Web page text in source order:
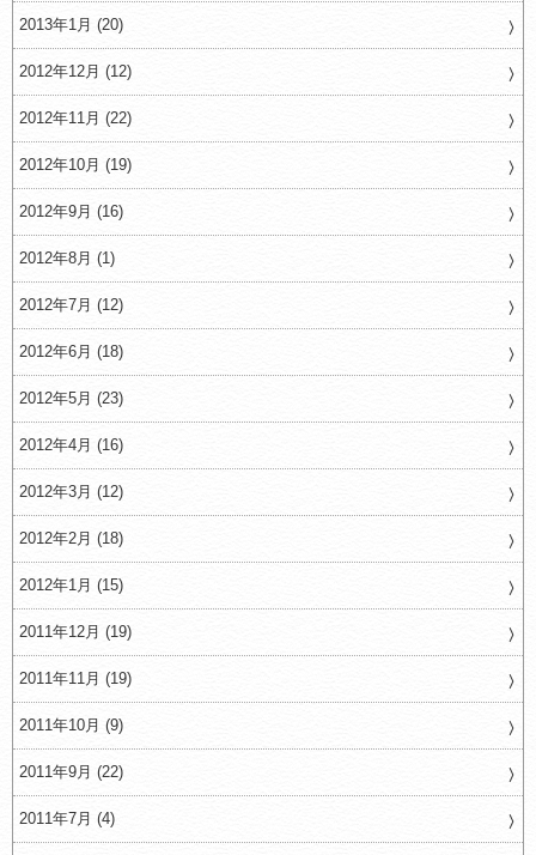
2013年1月 (20)
2012年12月 (12)
2012年11月 (22)
2012年10月 (19)
2012年9月 (16)
2012年8月 (1)
2012年7月 (12)
2012年6月 (18)
2012年5月 (23)
2012年4月 (16)
2012年3月 (12)
2012年2月 (18)
2012年1月 (15)
2011年12月 (19)
2011年11月 (19)
2011年10月 (9)
2011年9月 (22)
2011年7月 (4)